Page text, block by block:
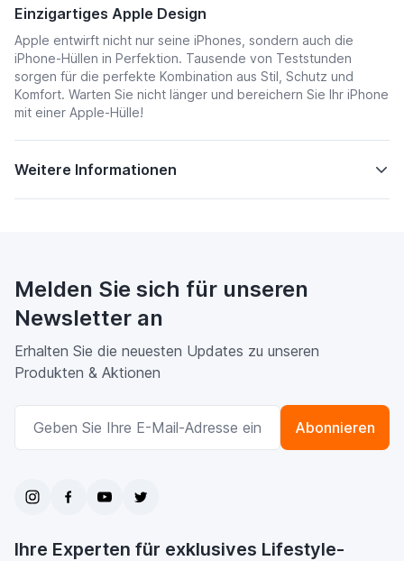
Einzigartiges Apple Design
Apple entwirft nicht nur seine iPhones, sondern auch die
iPhone-Hüllen in Perfektion. Tausende von Teststunden
sorgen für die perfekte Kombination aus Stil, Schutz und
Komfort. Warten Sie nicht länger und bereichern Sie Ihr iPhone
mit einer Apple-Hülle!
Weitere Informationen
Melden Sie sich für unseren
Newsletter an
Erhalten Sie die neuesten Updates zu unseren
Produkten & Aktionen
E-Mailadresse
Abonnieren
Ihre Experten für exklusives Lifestyle-